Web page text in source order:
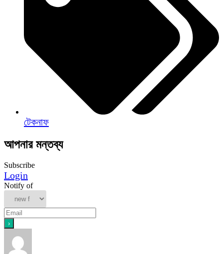
টেকনাফ
আপনার মন্তব্য
Subscribe
Login
Notify of